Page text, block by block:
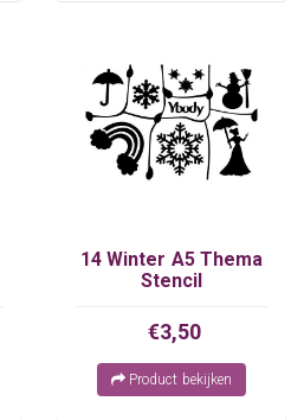
14 Winter A5 Thema
Stencil
€3,50
Product bekijken